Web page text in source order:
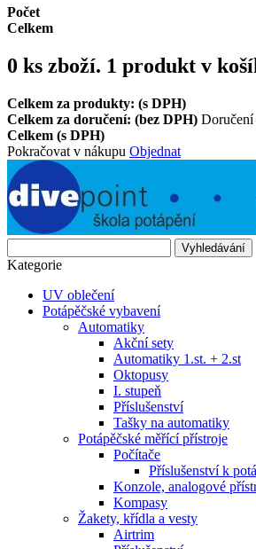
Počet
Celkem
0 ks zboží. 1 produkt v
Celkem za produkty: (s DPH)
Celkem za doručení: (bez DPH) Doručení
Celkem (s DPH)
Pokračovat v nákupu Objednat
Vyhledávání
Kategorie
UV oblečení
Potápěčské vybavení
Automatiky
Akční sety
Automatiky 1.st. + 2.st
Oktopusy
I. stupeň
Příslušenství
Tašky na automatiky
Potápěčské měřící přístroje
Počítače
Příslušenství k
Konzole, analogové
Kompasy
Žakety, křídla a vesty
Airtrim